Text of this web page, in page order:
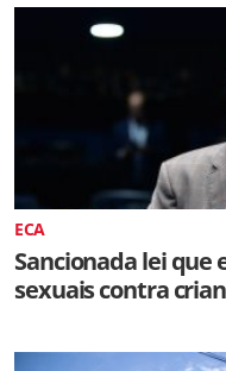
ECA
Sancionada lei que
sexuais contra